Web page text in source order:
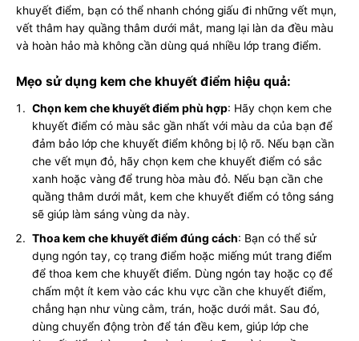
khuyết điểm, bạn có thể nhanh chóng giấu đi những vết mụn,
vết thâm hay quầng thâm dưới mắt, mang lại làn da đều màu
và hoàn hảo mà không cần dùng quá nhiều lớp trang điểm.
Mẹo sử dụng kem che khuyết điểm hiệu quả:
Chọn kem che khuyết điểm phù hợp: Hãy chọn kem che
khuyết điểm có màu sắc gần nhất với màu da của bạn để
đảm bảo lớp che khuyết điểm không bị lộ rõ. Nếu bạn cần
che vết mụn đỏ, hãy chọn kem che khuyết điểm có sắc
xanh hoặc vàng để trung hòa màu đỏ. Nếu bạn cần che
quầng thâm dưới mắt, kem che khuyết điểm có tông sáng
sẽ giúp làm sáng vùng da này.
Thoa kem che khuyết điểm đúng cách: Bạn có thể sử
dụng ngón tay, cọ trang điểm hoặc miếng mút trang điểm
để thoa kem che khuyết điểm. Dùng ngón tay hoặc cọ để
chấm một ít kem vào các khu vực cần che khuyết điểm,
chẳng hạn như vùng cằm, trán, hoặc dưới mắt. Sau đó,
dùng chuyển động tròn để tán đều kem, giúp lớp che